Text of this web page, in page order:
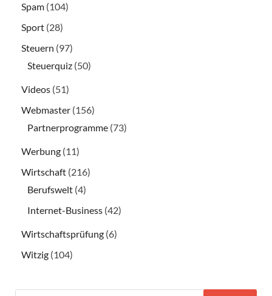
Spam (104)
Sport (28)
Steuern (97)
Steuerquiz (50)
Videos (51)
Webmaster (156)
Partnerprogramme (73)
Werbung (11)
Wirtschaft (216)
Berufswelt (4)
Internet-Business (42)
Wirtschaftsprüfung (6)
Witzig (104)